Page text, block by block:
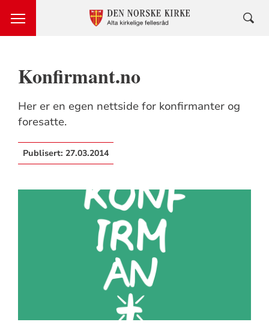
Konfirmant.no
Her er en egen nettside for konfirmanter og
foresatte.
Publisert: 27.03.2014